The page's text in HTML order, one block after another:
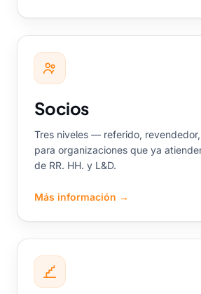
Socios
Tres niveles — referido,
para organizaciones que ya
de RR. HH. y L&D.
Más información →